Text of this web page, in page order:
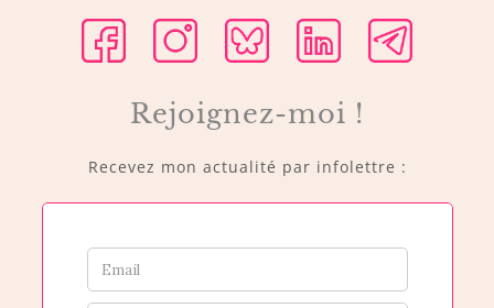
Rejoignez-moi !
Recevez mon actualité par infolettre :